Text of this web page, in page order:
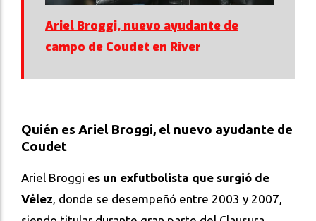
Ariel Broggi, nuevo ayudante de
campo de Coudet en River
Quién es Ariel Broggi, el nuevo ayudante de
Coudet
Ariel Broggi es un exfutbolista que surgió de
Vélez, donde se desempeñó entre 2003 y 2007,